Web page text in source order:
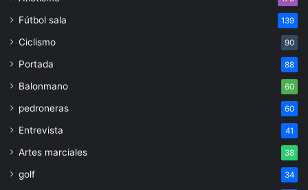
Fútbol sala 139
Ciclismo 90
Portada 88
Balonmano 60
pedroneras 60
Entrevista 41
Artes marciales 38
golf 34